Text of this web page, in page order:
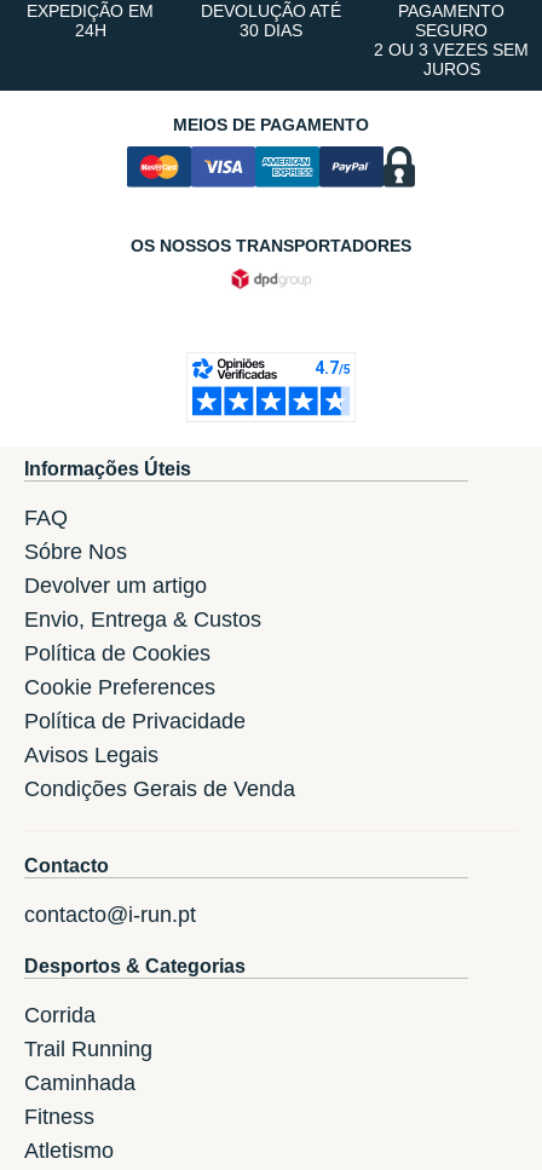
EXPEDIÇÃO EM
24H
DEVOLUÇÃO ATÉ
30 DIAS
PAGAMENTO
SEGURO
2 OU 3 VEZES SEM
JUROS
MEIOS DE PAGAMENTO
OS NOSSOS TRANSPORTADORES
Informações Úteis
FAQ
Sóbre Nos
Devolver um artigo
Envio, Entrega & Custos
Política de Cookies
Cookie Preferences
Política de Privacidade
Avisos Legais
Condições Gerais de Venda
Contacto
contacto@i-run.pt
Desportos & Categorias
Corrida
Trail Running
Caminhada
Fitness
Atletismo